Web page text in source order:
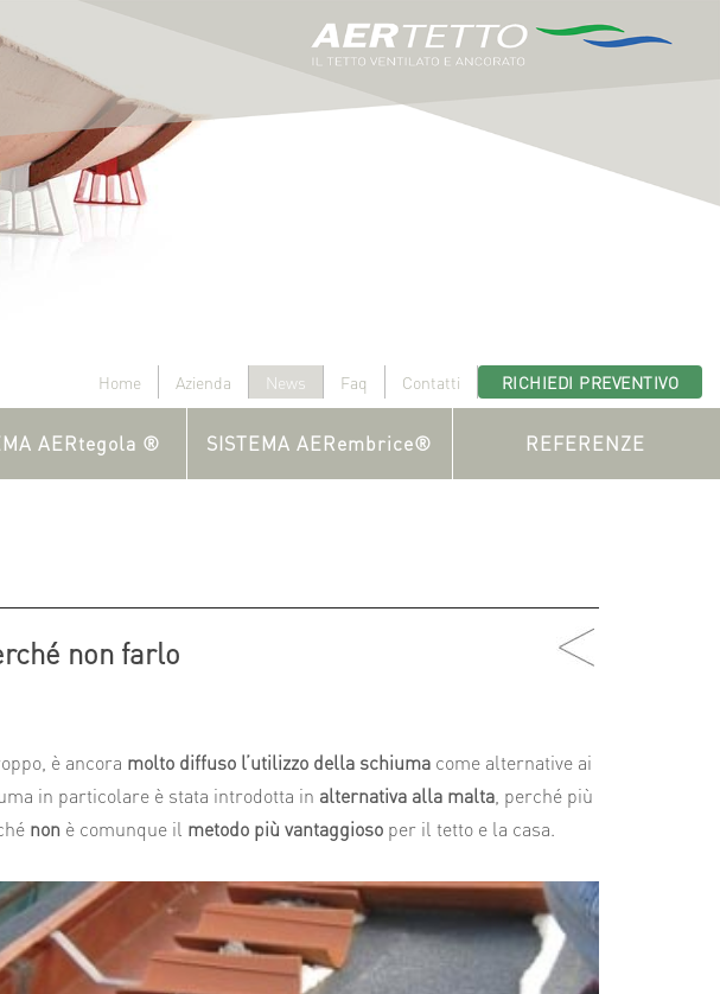
Home Azienda News Faq Contatti RICHIEDI PREVENTIVO
AERtegola ® SISTEMA AERembrice® REFERENZE
non farlo
è ancora molto diffuso l’utilizzo della schiuma come alternative ai
in particolare è stata introdotta in alternativa alla malta , perché più
non è comunque il metodo più vantaggioso per il tetto e la casa.